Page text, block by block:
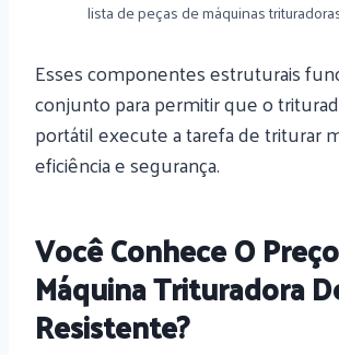
lista de peças de máquinas
Esses componentes estruturais
conjunto para permitir que o
portátil execute a tarefa de triturar
eficiência e segurança.
Você Conhece O
Máquina Trituradora
Resistente?